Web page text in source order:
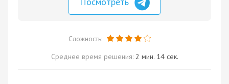
Сложность:
Среднее время решения: 2 мин. 14 сек.